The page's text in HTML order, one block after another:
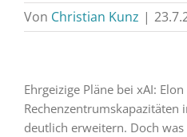
Von Christian Kunz |
Ehrgeizige Pläne bei xAI:
Rechenzentrumskapazitäten
deutlich erweitern. Doch